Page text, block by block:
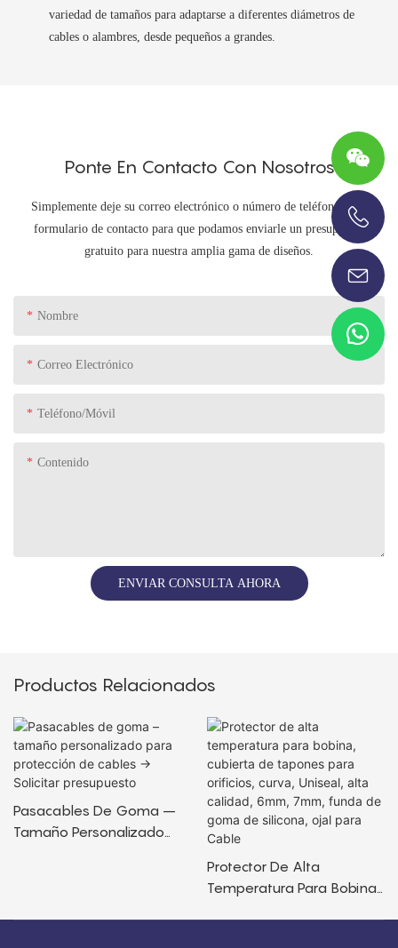
variedad de tamaños para adaptarse a diferentes diámetros de
cables o alambres, desde pequeños a grandes.
Ponte En Contacto Con Nosotros
Simplemente deje su correo electrónico o número de teléfono en el
formulario de contacto para que podamos enviarle un presupuesto
gratuito para nuestra amplia gama de diseños.
Nombre
Correo Electrónico
Teléfono/Móvil
Contenido
ENVIAR CONSULTA AHORA
Productos Relacionados
Pasacables De Goma –
Tamaño Personalizado
Protector De Alta
Temperatura Para Bobina,